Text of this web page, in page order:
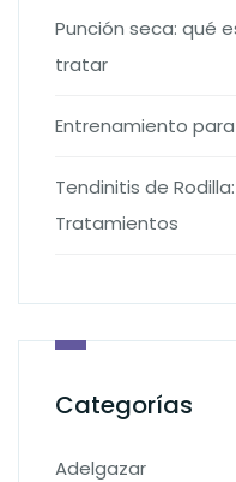
Punción seca: qué
tratar
Entrenamiento
Tendinitis de
Tratamientos
Categorías
Adelgazar